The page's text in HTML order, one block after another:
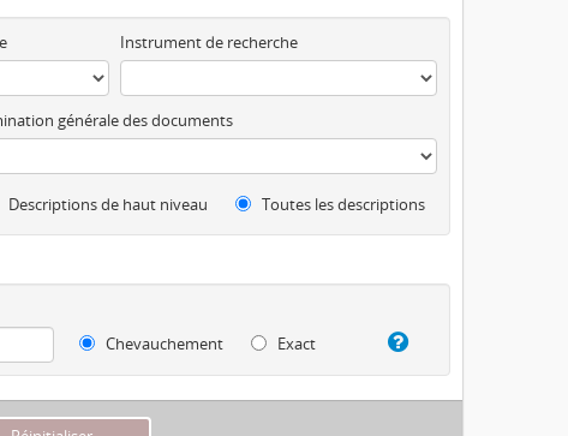
Instrument de recherche
générale des documents
Descriptions de haut niveau Toutes les descriptions
Chevauchement
Exact